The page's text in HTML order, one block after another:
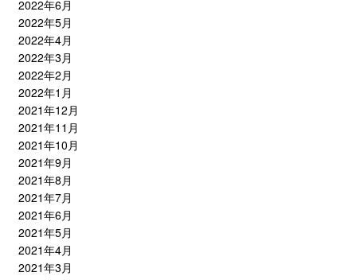
2022年6月
2022年5月
2022年4月
2022年3月
2022年2月
2022年1月
2021年12月
2021年11月
2021年10月
2021年9月
2021年8月
2021年7月
2021年6月
2021年5月
2021年4月
2021年3月